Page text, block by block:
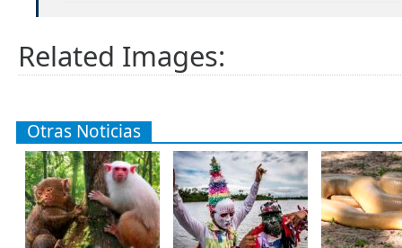
Related Images:
Otras Noticias